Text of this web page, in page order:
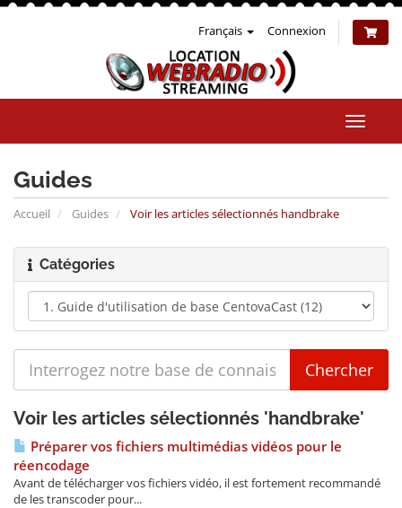
Français Connexion
la
Guides
Accueil Guides Voir les articles sélectionnés handbrake
Catégories
Voir les articles sélectionnés 'handbrake'
Préparer vos fichiers multimédias vidéos pour le
réencodage
Avant de télécharger vos fichiers vidéo, il est fortement recommandé
de les transcoder pour...